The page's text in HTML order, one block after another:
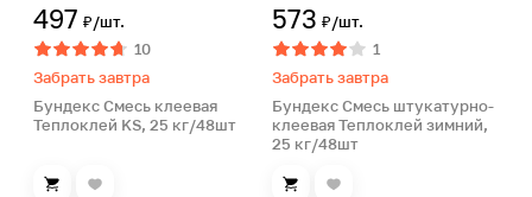
497 ₽/шт.
10
Забрать завтра
Бундекс Смесь клеевая
Теплоклей KS, 25 кг/48шт
573 ₽/шт.
1
Забрать завтра
Бундекс Смесь штукатурно-
клеевая Теплоклей зимний,
25 кг/48шт